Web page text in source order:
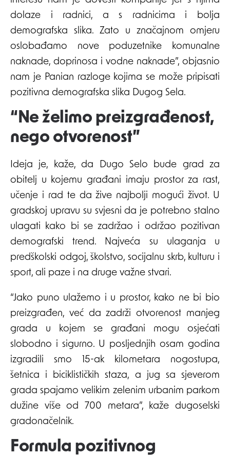
dolaze i radnici, a s radnicima i bolja
demografska slika. Zato u značajnom omjeru
oslobađamo nove poduzetnike komunalne
naknade, doprinosa i vodne naknade”, objasnio
nam je Panian razloge kojima se može pripisati
pozitivna demografska slika Dugog Sela.
“Ne želimo preizgrađenost,
nego otvorenost”
Ideja je, kaže, da Dugo Selo bude grad za
obitelj u kojemu građani imaju prostor za rast,
učenje i rad te da žive najbolji mogući život. U
gradskoj upravu su svjesni da je potrebno stalno
ulagati kako bi se zadržao i održao pozitivan
demografski trend. Najveća su ulaganja u
predškolski odgoj, školstvo, socijalnu skrb, kulturu i
sport, ali paze i na druge važne stvari.
“Jako puno ulažemo i u prostor, kako ne bi bio
preizgrađen, već da zadrži otvorenost manjeg
grada u kojem se građani mogu osjećati
slobodno i sigurno. U posljednjih osam godina
izgradili smo 15-ak kilometara nogostupa,
šetnica i biciklističkih staza, a jug sa sjeverom
grada spajamo velikim zelenim urbanim parkom
dužine više od 700 metara”, kaže dugoselski
gradonačelnik.
Formula pozitivnog